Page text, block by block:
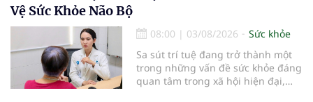
Trung tâm Nhãn nhi và Kiểm soát
Đô đưa vào hoạt động ngày 1/8.
Vệ Sức Khỏe Não Bộ
08:00 | 03/08/2026
Sức khỏe
Sa sút trí tuệ đang trở thành một
trong những vấn đề sức khỏe đáng
quan tâm trong xã hội hiện đại,